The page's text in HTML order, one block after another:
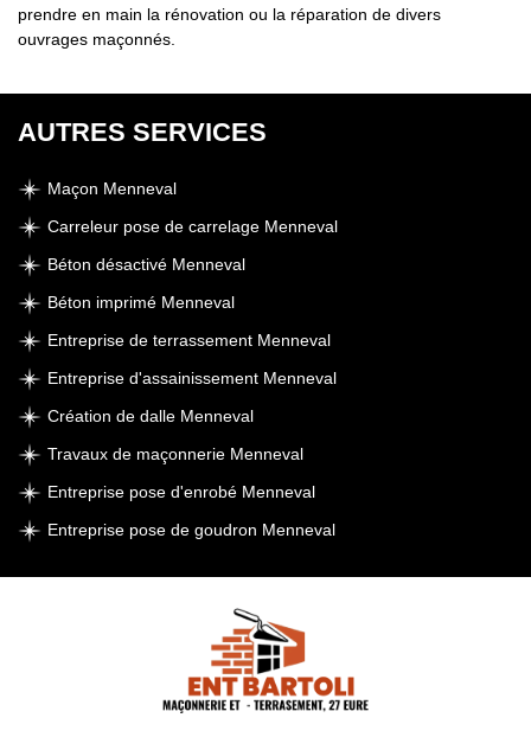
prendre en main la rénovation ou la réparation de divers
ouvrages maçonnés.
AUTRES SERVICES
Maçon Menneval
Carreleur pose de carrelage Menneval
Béton désactivé Menneval
Béton imprimé Menneval
Entreprise de terrassement Menneval
Entreprise d'assainissement Menneval
Création de dalle Menneval
Travaux de maçonnerie Menneval
Entreprise pose d'enrobé Menneval
Entreprise pose de goudron Menneval